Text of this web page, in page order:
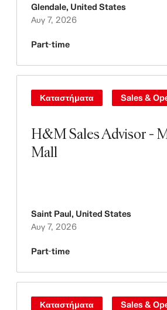
Glendale, United States
Αυγ 7, 2026
Part-time
H&M Sales Advisor -
Mall
Καταστήματα Sales &
Saint Paul, United States
Αυγ 7, 2026
Part-time
Καταστήματα Sales &